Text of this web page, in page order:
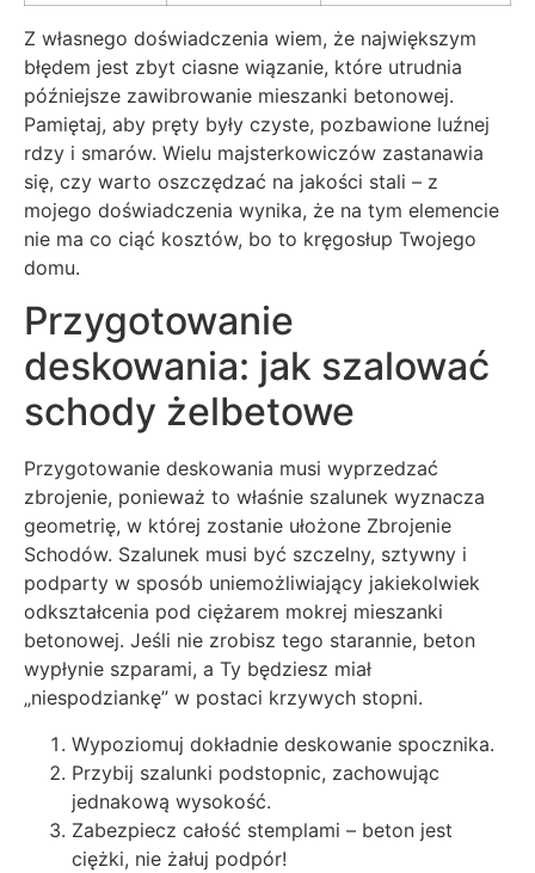
Z własnego doświadczenia wiem, że największym
błędem jest zbyt ciasne wiązanie, które utrudnia
późniejsze zawibrowanie mieszanki betonowej.
Pamiętaj, aby pręty były czyste, pozbawione luźnej
rdzy i smarów. Wielu majsterkowiczów zastanawia
się, czy warto oszczędzać na jakości stali – z
mojego doświadczenia wynika, że na tym elemencie
nie ma co ciąć kosztów, bo to kręgosłup Twojego
domu.
Przygotowanie
deskowania: jak szalować
schody żelbetowe
Przygotowanie deskowania musi wyprzedzać
zbrojenie, ponieważ to właśnie szalunek wyznacza
geometrię, w której zostanie ułożone Zbrojenie
Schodów. Szalunek musi być szczelny, sztywny i
podparty w sposób uniemożliwiający jakiekolwiek
odkształcenia pod ciężarem mokrej mieszanki
betonowej. Jeśli nie zrobisz tego starannie, beton
wypłynie szparami, a Ty będziesz miał
„niespodziankę” w postaci krzywych stopni.
Wypoziomuj dokładnie deskowanie spocznika.
Przybij szalunki podstopnic, zachowując
jednakową wysokość.
Zabezpiecz całość stemplami – beton jest
ciężki, nie żałuj podpór!